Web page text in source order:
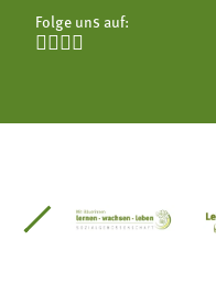
Folge uns auf:

Südtirol
Gärtnervereinigung